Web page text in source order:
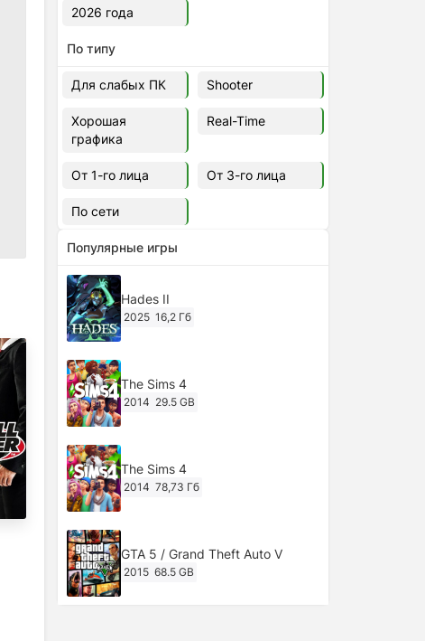
2026 года
По типу
Для слабых ПК Shooter
Хорошая
графика
Real-Time
От 1-го лица От 3-го лица
По сети
Популярные игры
Hades II
2025 16,2 Гб
The Sims 4
2014 29.5 GB
The Sims 4
2014 78,73 Гб
GTA 5 / Grand Theft Auto V
2015 68.5 GB